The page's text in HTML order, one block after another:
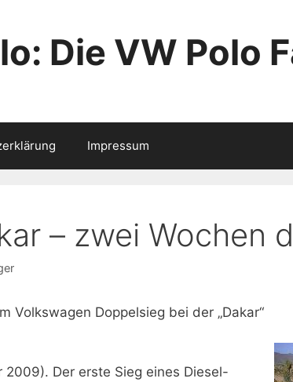
Die VW Polo
Impressum
– zwei Wochen
Volkswagen Doppelsieg bei der „Dakar“
Der erste Sieg eines Diesel-